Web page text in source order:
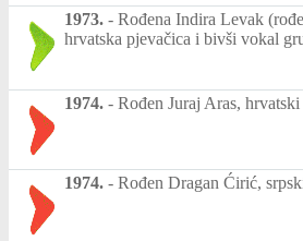
1973. - Rođena Indira Levak
hrvatska pjevačica i bivši vokal
1974. - Rođen Juraj Aras,
1974. - Rođen Dragan Ćirić,